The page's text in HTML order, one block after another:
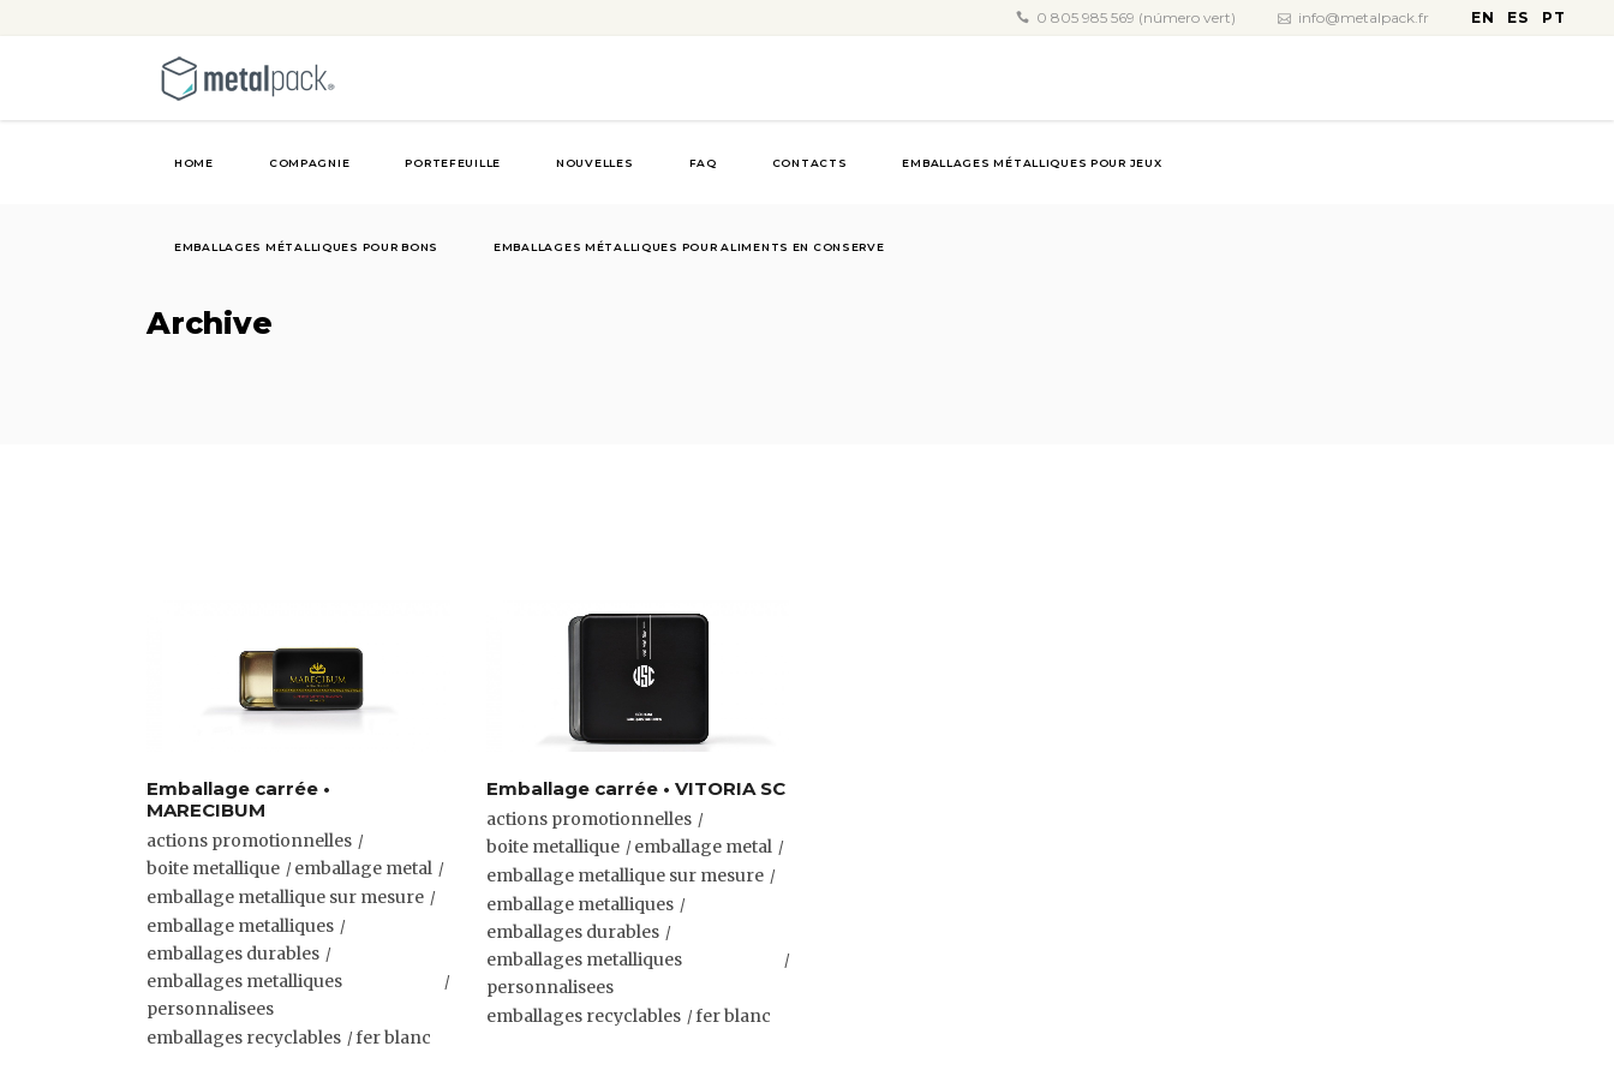
0 805 985 569 (número vert) info@metalpack.fr EN ES PT
HOME COMPAGNIE PORTEFEUILLE NOUVELLES FAQ CONTACTS EMBALLAGES MÉTALLIQUES POUR JEUX
EMBALLAGES MÉTALLIQUES POUR BONS EMBALLAGES MÉTALLIQUES POUR ALIMENTS EN CONSERVE
Archive
Emballage carrée •
MARECIBUM
actions promotionnelles
boite metallique
emballage metal
emballage metallique sur mesure
emballage metalliques
emballages durables
emballages metalliques
personnalisees
emballages recyclables
fer blanc
Emballage carrée • VITORIA SC
actions promotionnelles
boite metallique
emballage metal
emballage metallique sur mesure
emballage metalliques
emballages durables
emballages metalliques
personnalisees
emballages recyclables
fer blanc